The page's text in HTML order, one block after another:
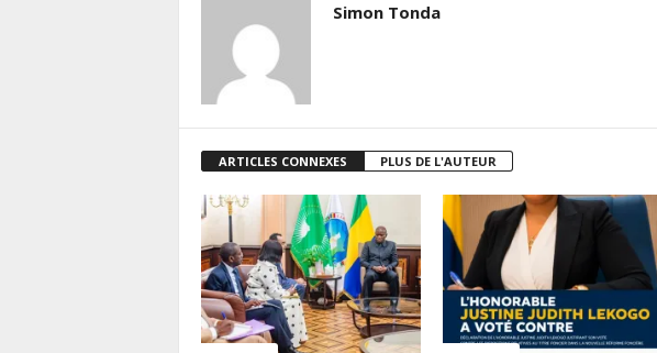
Simon Tonda
ARTICLES CONNEXES PLUS DE L'AUTEUR